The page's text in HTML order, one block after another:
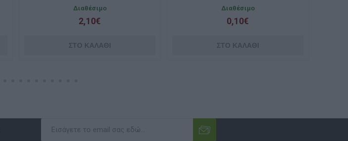
Διαθέσιμο
0,10€
Διαθέσιμο
0,15€